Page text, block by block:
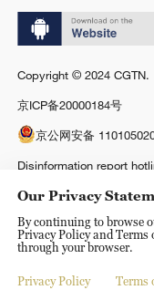
Copyright © 2024 CGTN.
京ICP备20000184号
京公网安备
Disinformation report
Our Privacy
By continuing to browse
Privacy Policy and Terms
through your browser.
Privacy Policy Terms